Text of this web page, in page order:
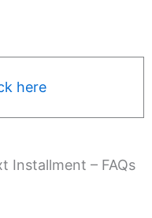
here
Installment – FAQs